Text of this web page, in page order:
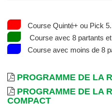
Course Quinté+ ou Pick 5.
Course avec 8 partants
Course avec moins de 8
PROGRAMME DE LA
PROGRAMME DE LA
COMPACT